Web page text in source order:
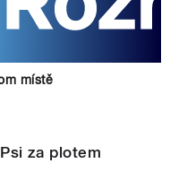
místě
za plotem